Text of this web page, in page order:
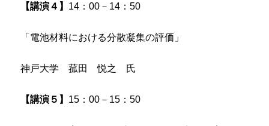
【講演４】 14：00－14：50
「電池材料における分散凝集の評価」
神戸大学 菰田 悦之 氏
【講演５】 15：00－15：50